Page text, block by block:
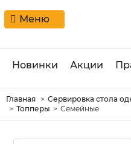
Меню
Новинки Акции
Главная
Сервировка стола
Топперы
Семейные